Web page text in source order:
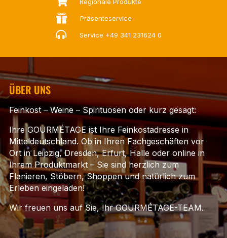
Regionale Produkte
 Präsenteservice
 Service +49 341 231624 0
ÜBER UNS
Feinkost – Weine – Spirituosen oder kurz gesagt:
Ihre GOURMÉTAGE ist Ihre Feinkostadresse in
Mitteldeutschland. Ob in Ihren Fachgeschäften vor
Ort in Leipzig, Dresden, Erfurt, Halle oder online in
Ihrem Produktmarkt – Sie sind herzlich zum
Flanieren, Stöbern, Shoppen und natürlich zum
Erleben eingeladen!
Wir freuen uns auf Sie, Ihr GOURMÉTAGE-TEAM.